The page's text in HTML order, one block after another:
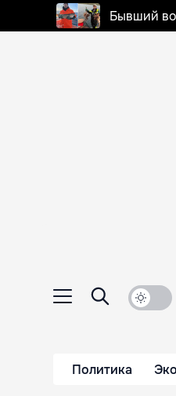
Бывший
Политика